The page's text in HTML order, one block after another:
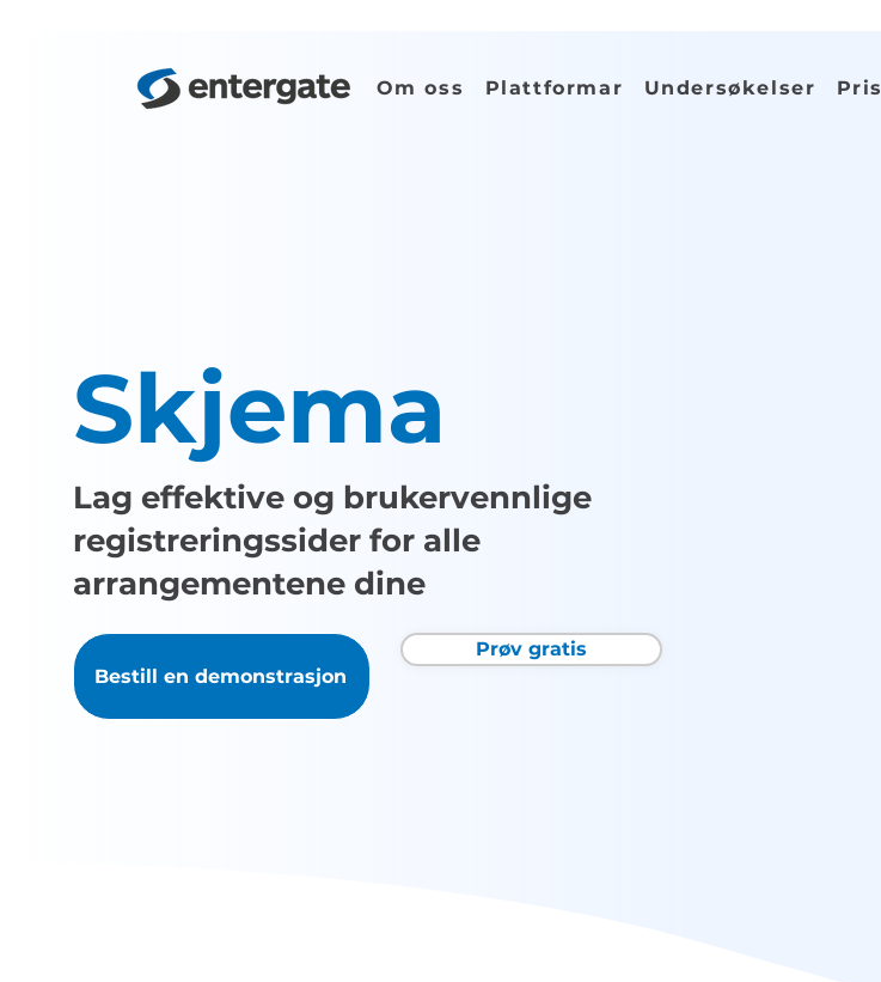
Om oss Plattformar Undersøkelser Pris
Skjema
Lag effektive og brukervennlige
registreringssider for alle
arrangementene dine
Bestill en demonstrasjon
Prøv gratis